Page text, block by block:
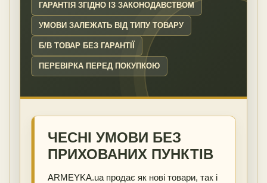
ГАРАНТІЯ ЗГІДНО ІЗ ЗАКОНОДАВСТВОМ
УМОВИ ЗАЛЕЖАТЬ ВІД ТИПУ ТОВАРУ
Б/В ТОВАР БЕЗ ГАРАНТІЇ
ПЕРЕВІРКА ПЕРЕД ПОКУПКОЮ
ЧЕСНІ УМОВИ БЕЗ
ПРИХОВАНИХ ПУНКТІВ
ARMEYKA.ua продає як нові товари, так і